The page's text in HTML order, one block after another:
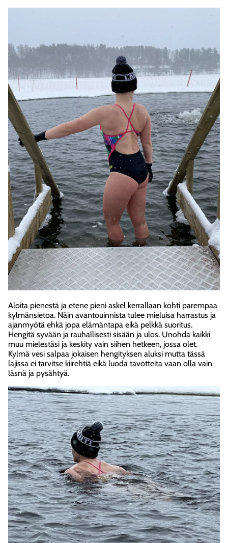
Aloita pienestä ja etene pieni askel kerrallaan kohti parempaa
kylmänsietoa. Näin avantouinnista tulee mieluisa harrastus ja
ajanmyötä ehkä jopa elämäntapa eikä pelkkä suoritus.
Hengitä syvään ja rauhallisesti sisään ja ulos. Unohda kaikki
muu mielestäsi ja keskity vain siihen hetkeen, jossa olet.
Kylmä vesi salpaa jokaisen hengityksen aluksi mutta tässä
lajissa ei tarvitse kiirehtiä eikä luoda tavotteita vaan olla vain
läsnä ja pysähtyä.